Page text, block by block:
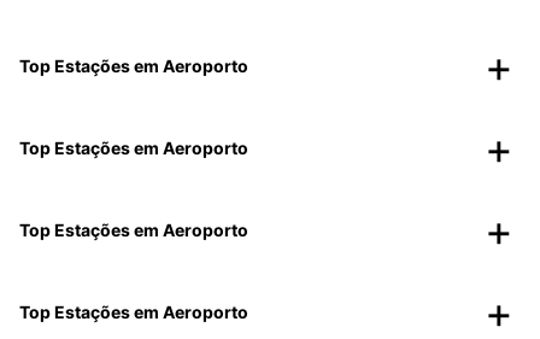
Top Estações em Aeroporto
Top Estações em Aeroporto
Top Estações em Aeroporto
Top Estações em Aeroporto